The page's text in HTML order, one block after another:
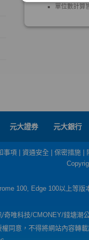
元大證券 元大銀行
事項 資通安全 保密措施
100, Edge 100以上等版
/奇唯科技/CMONEY/錢塘潮
權同意，不得將網站內容轉